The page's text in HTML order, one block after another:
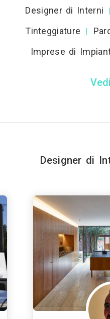
Designer di Interni |
Tinteggiature
|
Imprese di
Designer di